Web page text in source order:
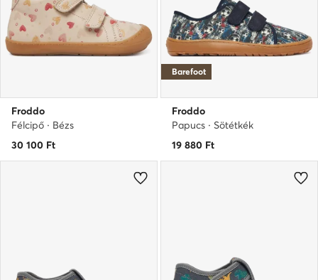
Froddo
Félcipő · Bézs
30 100 Ft
Barefoot
Froddo
Papucs · Sötétkék
19 880 Ft